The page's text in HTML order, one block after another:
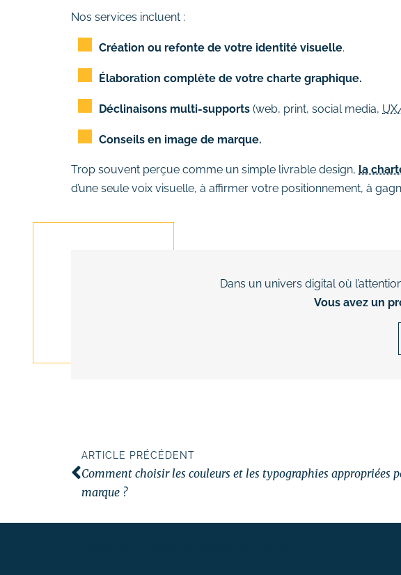
Nos services incluent :
Création ou refonte de votre identité visuelle.
Élaboration complète de votre charte graphique.
Déclinaisons multi-supports (web, print, social media,
Conseils en image de marque.
Trop souvent perçue comme un simple livrable design, la
d’une seule voix visuelle, à affirmer votre positionnement, à
Dans un univers digital où
Vous avez un
ARTICLE PRÉCÉDENT
Comment choisir les couleurs et les typographies appropriées
marque ?